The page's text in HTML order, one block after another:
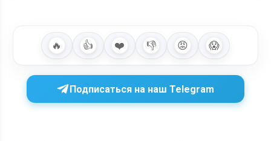
🔥 👍 ❤️ 👎 😡 😱
Подписаться на наш Telegram